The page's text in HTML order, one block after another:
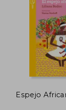
5%
Espejo